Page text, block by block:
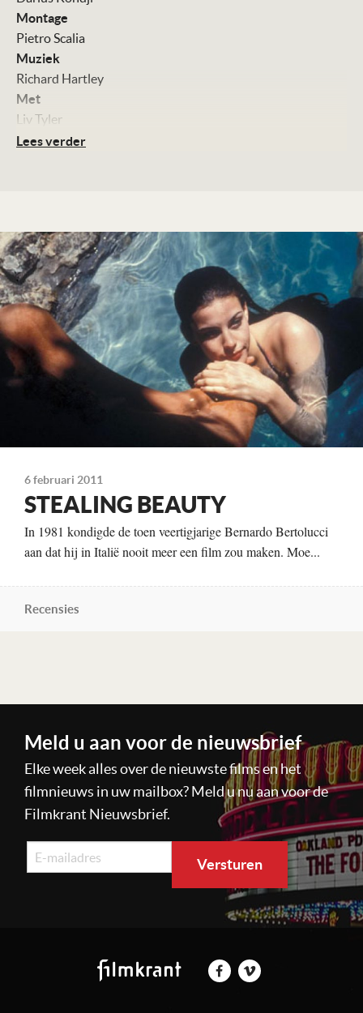
Montage
Pietro Scalia
Muziek
Richard Hartley
Met
Liv Tyler
Carlo Cecchi
Kleur, 116 minuten
Distributie
Columbia TriStar
Te zien
vanaf 1 augustus
Lees verder
6 februari 2011
STEALING BEAUTY
In 1981 kondigde de toen veertigjarige Bernardo Bertolucci
aan dat hij in Italië nooit meer een film zou maken. Moe...
Recensies
Meld u aan voor de nieuwsbrief
Elke week alles over de nieuwste films en het
filmnieuws in uw mailbox? Meld u nu aan voor de
Filmkrant Nieuwsbrief.